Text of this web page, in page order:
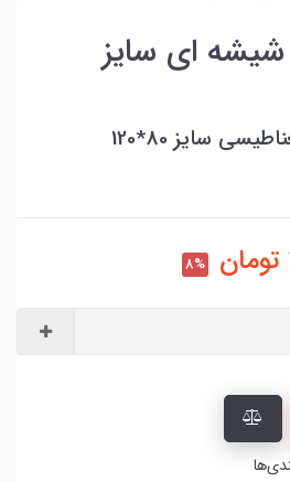
ای سایز
سایز 80*120
تومان 8%